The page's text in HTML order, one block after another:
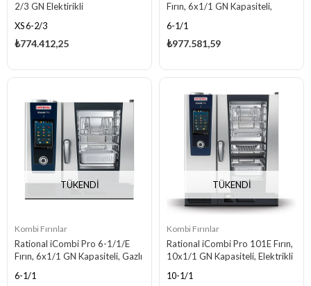
2/3 GN Elektirikli
XS 6-2/3
₺774.412,25
Fırın, 6x1/1 GN Kapasiteli,
6-1/1
₺977.581,59
TÜKENDI
Kombi Fırınlar
Rational iCombi Pro 6-1/1/E
Fırın, 6x1/1 GN Kapasiteli, Gazlı
6-1/1
TÜKENDI
Kombi Fırınlar
Rational iCombi Pro 101E Fırın,
10x1/1 GN Kapasiteli, Elektrikli
10-1/1